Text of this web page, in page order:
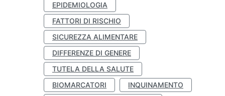
EPIDEMIOLOGIA
FATTORI DI RISCHIO
SICUREZZA ALIMENTARE
DIFFERENZE DI GENERE
TUTELA DELLA SALUTE
BIOMARCATORI
INQUINAMENTO